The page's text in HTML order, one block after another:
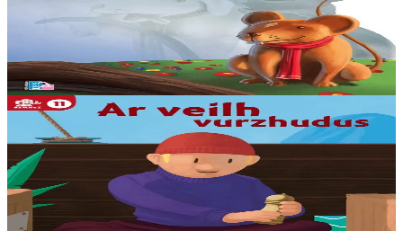
Ne oa ket laouen ar vorzennig ken. Ne felle ket dezhi ken chom
morzennig... Kontadenn hengounel hervez Yolen Beaugrand.
Kontet gant skipailh Sten Charbonneau.
Er stok12,00 €
5 bloaz hag ouzhpenn
Stok diviet
Ar veilh vurzhudus
Ur veilh vurzhudus en deus Nikolaz, mous bihan ur vag hag a zo aet
kuit eus Konkerne. P’en dez c’hoant ur martolod eus tra pe dra e
c’houlenn Nikolaz digant e vilin......